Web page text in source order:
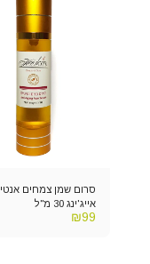
סרום שמן צמחים אנטי
אייג'ינג 30 מ"ל
₪99